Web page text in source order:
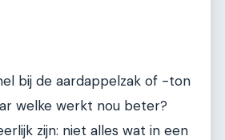
bij de aardappelzak of -ton
welke werkt nou beter?
zijn: niet alles wat in een